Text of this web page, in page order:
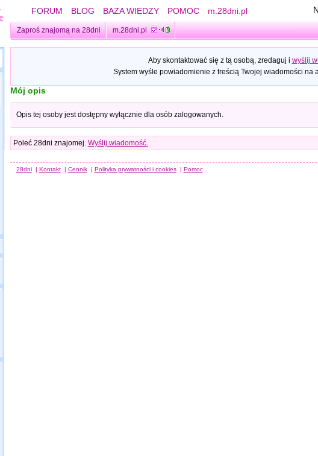
FORUM BLOG BAZA WIEDZY POMOC m.28dni.pl
Zaproś znajomą na 28dni m.28dni.pl
Aby skontaktować się z tą osobą, zredaguj i wyślij
System wyśle powiadomienie z treścią Twojej wiadomości na
Mój opis
Opis tej osoby jest dostępny wyłącznie dla osób zalogowanych.
Poleć 28dni znajomej. Wyślij wiadomość.
28dni | Kontakt | Cennik | Polityka prywatności i cookies | Pomoc